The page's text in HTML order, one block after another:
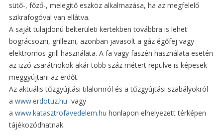
sütő-, főző-, melegítő eszköz alkalmazása, ha az megfelelő
szikrafogóval van ellátva.
A saját tulajdonú belterületi kertekben továbbra is lehet
bográcsozni, grillezni, azonban javasolt a gáz égőfej vagy
elektromos grill használata. A fa vagy faszén használata esetén
az izzó zsarátnokok akár több száz métert repülve is képesek
meggyújtani az erdőt.
Az aktuális tűzgyújtási tilalomról és a tűzgyújtási szabályokról
a www.erdotuz.hu vagy
a www.katasztrofavedelem.hu honlapon elhelyezett térképen
tájékozódhatnak.